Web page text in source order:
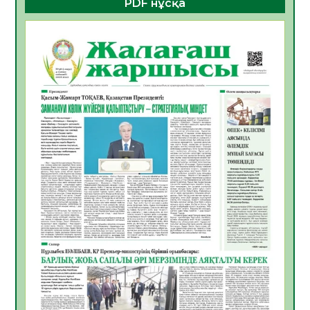
ЖАРҚЫН БОЛАШАҚ» АТТЫ КЕҢЕЙТІЛГЕН
05.08.2026
Қазақстан Орталық Азиядағы көшуге ең
қолайлы ел атанды
05.08.2026
27
Өрт қауіпсіздігі талаптарын сақтау – әр
азаматтың міндеті
05.08.2026
27
Руслан Рүстемұлы облыс әкімінің
кеңесшісі болып тағайындалды
05.08.2026
23
Цифрландыру саласын дамыту аясында
салынатын жаңа орталықтың жобасы
талқыланды
05.08.2026
22
PDF нұсқа